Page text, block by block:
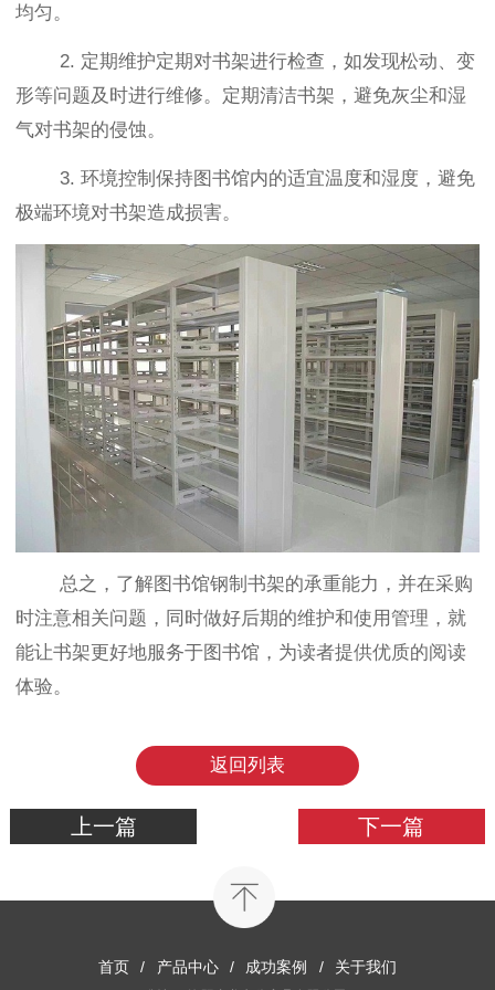
均匀。
2. 定期维护定期对书架进行检查，如发现松动、变
形等问题及时进行维修。定期清洁书架，避免灰尘和湿
气对书架的侵蚀。
3. 环境控制保持图书馆内的适宜温度和湿度，避免
极端环境对书架造成损害。
总之，了解图书馆钢制书架的承重能力，并在采购
时注意相关问题，同时做好后期的维护和使用管理，就
能让书架更好地服务于图书馆，为读者提供优质的阅读
体验。
返回列表
上一篇 下一篇
首页 / 产品中心 / 成功案例 / 关于我们